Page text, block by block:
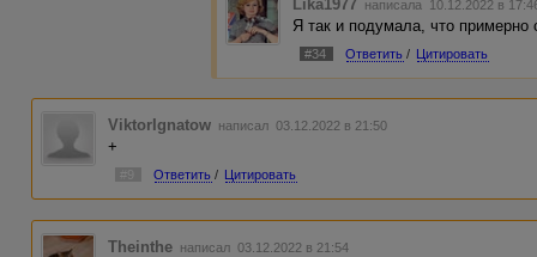
Lika1977 написала 10.12.2022 в
Я так и подумала, что примерно
#34 Ответить / Цитировать
ViktorIgnatow написал 03.12.2022 в 21:50
+
Ответить / Цитировать
Theinthe написал 03.12.2022 в 21:54